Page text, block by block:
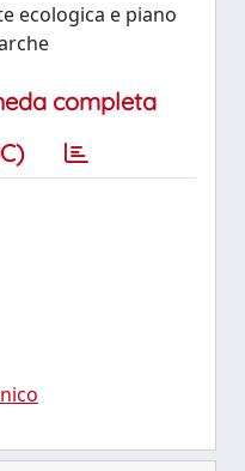
ecologica e piano
completa